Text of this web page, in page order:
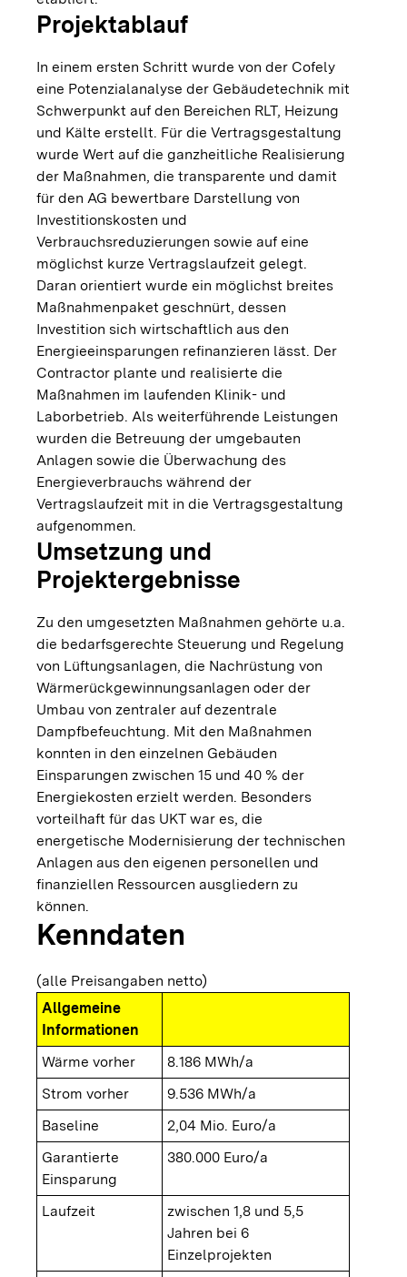
Projektablauf
In einem ersten Schritt wurde von der Cofely
eine Potenzialanalyse der Gebäudetechnik mit
Schwerpunkt auf den Bereichen RLT, Heizung
und Kälte erstellt. Für die Vertragsgestaltung
wurde Wert auf die ganzheitliche Realisierung
der Maßnahmen, die transparente und damit
für den AG bewertbare Darstellung von
Investitionskosten und
Verbrauchsreduzierungen sowie auf eine
möglichst kurze Vertragslaufzeit gelegt.
Daran orientiert wurde ein möglichst breites
Maßnahmenpaket geschnürt, dessen
Investition sich wirtschaftlich aus den
Energieeinsparungen refinanzieren lässt. Der
Contractor plante und realisierte die
Maßnahmen im laufenden Klinik- und
Laborbetrieb. Als weiterführende Leistungen
wurden die Betreuung der umgebauten
Anlagen sowie die Überwachung des
Energieverbrauchs während der
Vertragslaufzeit mit in die Vertragsgestaltung
aufgenommen.
Umsetzung und
Projektergebnisse
Zu den umgesetzten Maßnahmen gehörte u.a.
die bedarfsgerechte Steuerung und Regelung
von Lüftungsanlagen, die Nachrüstung von
Wärmerückgewinnungsanlagen oder der
Umbau von zentraler auf dezentrale
Dampfbefeuchtung. Mit den Maßnahmen
konnten in den einzelnen Gebäuden
Einsparungen zwischen 15 und 40 % der
Energiekosten erzielt werden. Besonders
vorteilhaft für das UKT war es, die
energetische Modernisierung der technischen
Anlagen aus den eigenen personellen und
finanziellen Ressourcen ausgliedern zu
können.
Kenndaten
(alle Preisangaben netto)
Allgemeine
Informationen
Wärme vorher
8.186 MWh/a
Strom vorher
9.536 MWh/a
Baseline
2,04 Mio. Euro/a
Garantierte
Einsparung
380.000 Euro/a
Laufzeit
zwischen 1,8 und 5,5
Jahren bei 6
Einzelprojekten